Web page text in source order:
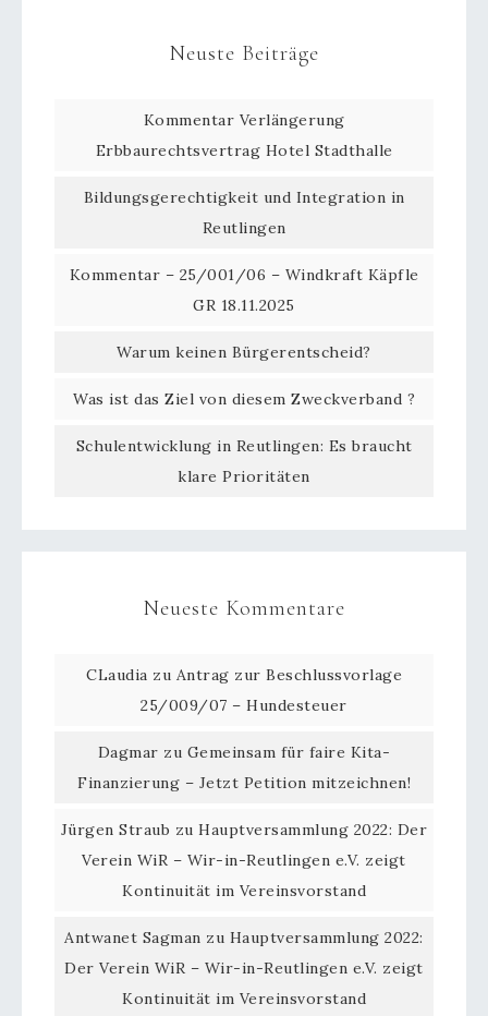
Neuste Beiträge
Kommentar Verlängerung
Erbbaurechtsvertrag Hotel Stadthalle
Bildungsgerechtigkeit und Integration in
Reutlingen
Kommentar – 25/001/06 – Windkraft Käpfle
GR 18.11.2025
Warum keinen Bürgerentscheid?
Was ist das Ziel von diesem Zweckverband ?
Schulentwicklung in Reutlingen: Es braucht
klare Prioritäten
Neueste Kommentare
CLaudia zu Antrag zur Beschlussvorlage
25/009/07 – Hundesteuer
Dagmar zu Gemeinsam für faire Kita-
Finanzierung – Jetzt Petition mitzeichnen!
Jürgen Straub zuHauptversammlung 2022: Der
Verein WiR – Wir-in-Reutlingen e.V. zeigt
Kontinuität im Vereinsvorstand
Antwanet Sagman zu Hauptversammlung 2022:
Der Verein WiR – Wir-in-Reutlingen e.V. zeigt
Kontinuität im Vereinsvorstand